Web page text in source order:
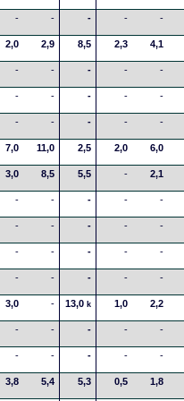
- - - - -
2,0 2,9 8,5 2,3 4,1
- - - - -
- - - - -
- - - - -
7,0 11,0 2,5 2,0 6,0
3,0 8,5 5,5 - 2,1
- - - - -
- - - - -
- - - - -
- - - - -
3,0 - 13,0 k 1,0 2,2
- - - - -
- - - - -
3,8 5,4 5,3 0,5 1,8